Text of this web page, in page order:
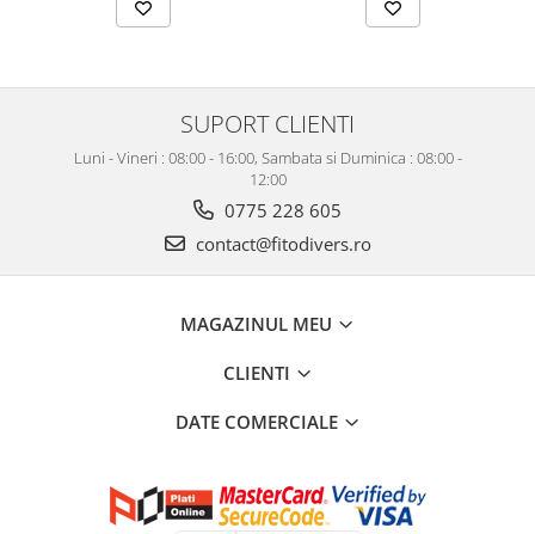
SUPORT CLIENTI
Luni - Vineri : 08:00 - 16:00, Sambata si Duminica : 08:00 -
12:00
0775 228 605
contact@fitodivers.ro
MAGAZINUL MEU
CLIENTI
DATE COMERCIALE